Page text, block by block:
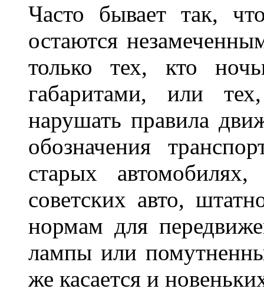
Часто бывает так,
остаются
только тех, кто
габаритами, или
нарушать правила
обозначения
старых
советских авто,
нормам для
лампы или
же касается и